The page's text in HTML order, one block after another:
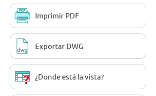
Imprimir PDF
Exportar DWG
¿Donde está la vista?